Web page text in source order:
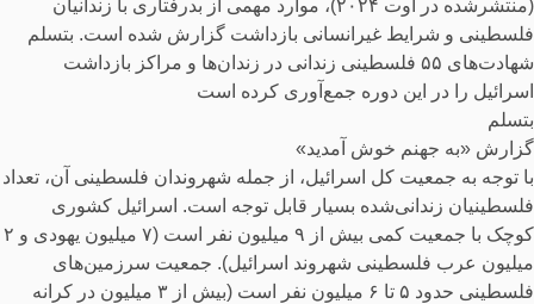
(منتشرشده در اوت ۲۰۲۴)، موارد مهمی از بدرفتاری با زندانیان
فلسطینی و شرایط غیرانسانی بازداشت گزارش شده است. بتسلم
شهادت‌های ۵۵ فلسطینی زندانی در زندان‌ها و مراکز بازداشت
اسرائیل را در این دوره جمع‌آوری کرده است
بتسلم
گزارش «به جهنم خوش آمدید»
با توجه به جمعیت کل اسرائیل، از جمله شهروندان فلسطینی آن، تعداد
فلسطینیان زندانی‌شده بسیار قابل توجه است. اسرائیل کشوری
کوچک با جمعیت کمی بیش از ۹ میلیون نفر است (۷ میلیون یهودی و ۲
میلیون عرب فلسطینی شهروند اسرائیل). جمعیت سرزمین‌های
فلسطینی حدود ۵ تا ۶ میلیون نفر است (بیش از ۳ میلیون در کرانه